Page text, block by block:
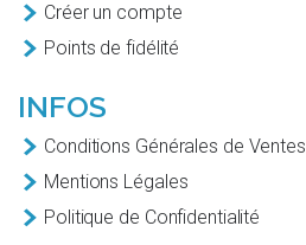
Créer un compte
Points de fidélité
INFOS
Conditions Générales de Ventes
Mentions Légales
Politique de Confidentialité